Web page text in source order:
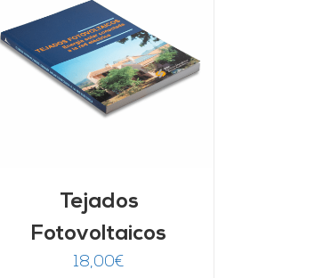
Tejados
Fotovoltaicos
18,00€